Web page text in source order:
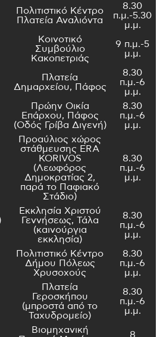
Πολιτιστικό Κέντρο
Πλατεία Αναλιόντα
8.30
π.μ.-5.30
μ.μ.
Κοινοτικό
Συμβούλιο
Κακοπετριάς
9 π.μ.-5
μ.μ.
Πλατεία
Δημαρχείου, Πάφος
8.30
π.μ.-6
μ.μ.
Πρώην Οικία
Επάρχου, Πάφος
(Οδός Γρίβα Διγενή)
8.30
π.μ.-6
μ.μ.
Προαύλιος χώρος
στάθμευσης ERA
KORIVOS
(Λεωφόρος
Δημοκρατίας 2,
παρά το Παφιακό
Στάδιο)
8.30
π.μ.-6
μ.μ.
Εκκλησία Χριστού
Γεννήσεως, Τάλα
(καινούργια
εκκλησία)
8.30
π.μ.-6
μ.μ.
Πολιτιστικό Κέντρο
Δήμου Πόλεως
Χρυσοχούς
8.30
π.μ.-6
μ.μ.
Πλατεία
Γεροσκήπου
(μπροστά από το
Ταχυδρομείο)
8.30
π.μ.-6
μ.μ.
Βιομηχανική
8